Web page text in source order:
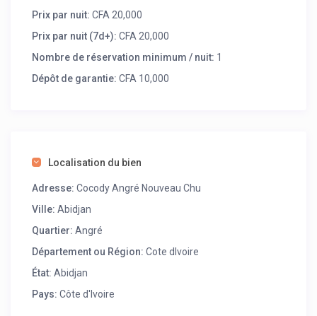
des journées fraîches, du WiFi pour rester connecté, et
de Canal+ pour vos moments de divertissement. Que
vous soyez en visite pour affaires ou pour loisirs, les
Prix par nuit: CFA 20,000
Prix par nuit (7d+): CFA 20,000
Nombre de réservation minimum / nuit: 1
Dépôt de garantie: CFA 10,000
Localisation du bien
Adresse: Cocody Angré Nouveau Chu
Ville: Abidjan
Quartier: Angré
Département ou Région: Cote dIvoire
État: Abidjan
Pays: Côte d'Ivoire